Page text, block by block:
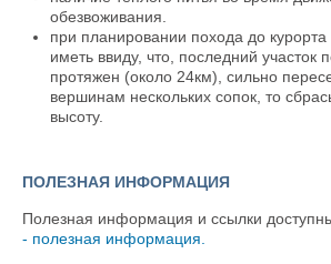
обезвоживания.
при планировании похода до курорта
иметь ввиду, что, последний участок
протяжен (около 24км), сильно
вершинам нескольких сопок, то
высоту.
ПОЛЕЗНАЯ ИНФОРМАЦИЯ
Полезная информация и ссылки
- полезная информация.